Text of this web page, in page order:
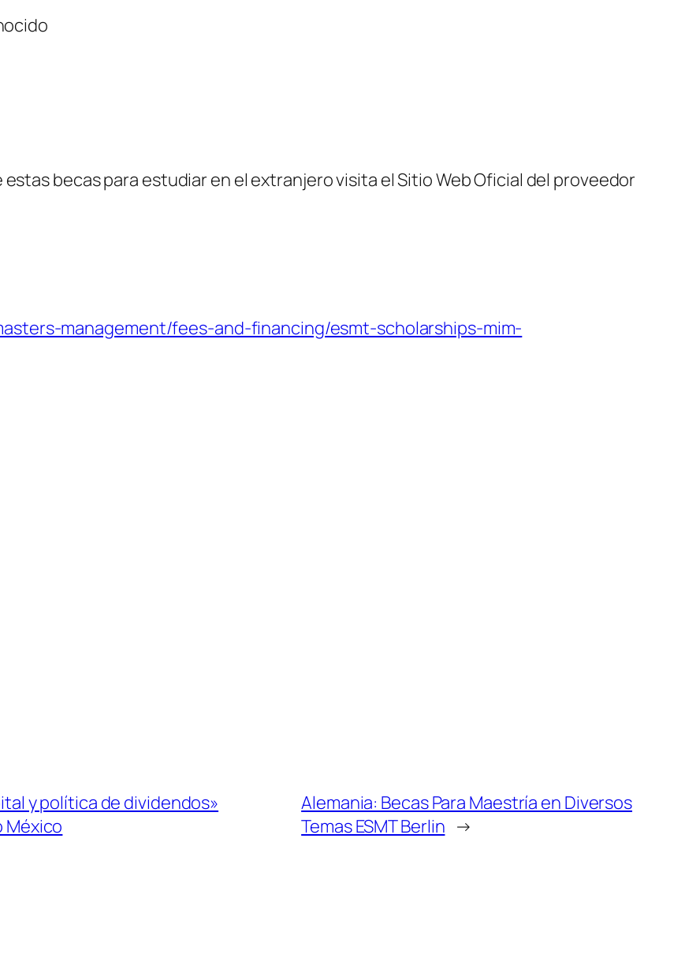
becas para estudiar en el extranjero visita el Sitio Web Oficial del proveedor
management/fees-and-financing/esmt-scholarships-mim-
y política de dividendos»
México
Alemania: Becas Para Maestría en Diversos
Temas ESMT Berlin →